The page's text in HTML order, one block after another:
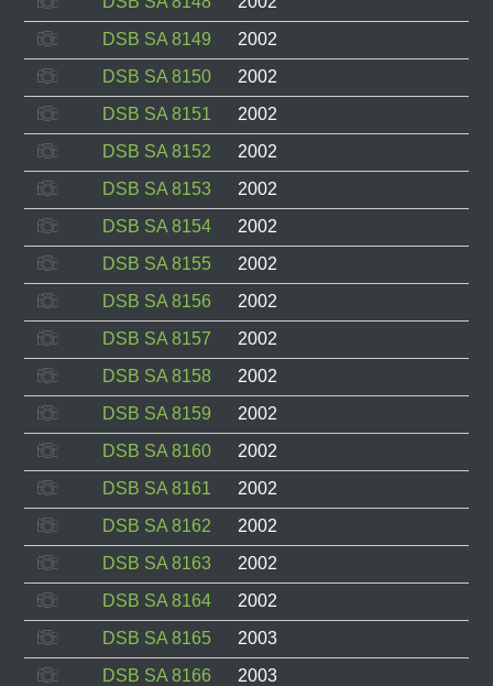
DSB SA 8149
2002
DSB SA 8150
2002
DSB SA 8151
2002
DSB SA 8152
2002
DSB SA 8153
2002
DSB SA 8154
2002
DSB SA 8155
2002
DSB SA 8156
2002
DSB SA 8157
2002
DSB SA 8158
2002
DSB SA 8159
2002
DSB SA 8160
2002
DSB SA 8161
2002
DSB SA 8162
2002
DSB SA 8163
2002
DSB SA 8164
2002
DSB SA 8165
2003
DSB SA 8166
2003